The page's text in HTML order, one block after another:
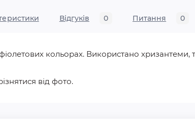
Відгуків 0 Питання 0
кольорах. Використано хризантеми,
від фото.